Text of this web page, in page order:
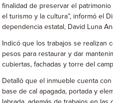
finalidad de preservar el
el turismo y la cultura”, informó el
dependencia estatal, David Luna
Indicó que los trabajos se realizan
pesos para restaurar y dar
cubiertas, fachadas y torre del
Detalló que el inmueble cuenta
base de cal apagada, portada y